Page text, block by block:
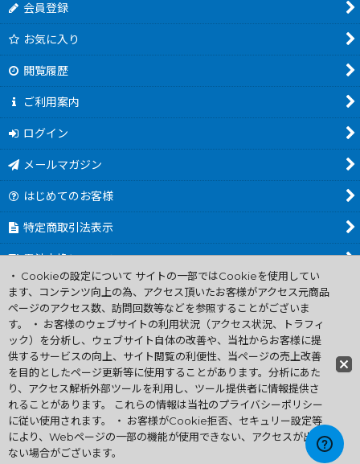
会員登録
お気に入り
閲覧履歴
ご利用案内
ログイン
メールマガジン
はじめてのお客様
特定商取引法表示
電池交換について
商品カテゴリ一覧
Worldwide Shipping Guide
ファミコン買取通販 中古 ディスクシステム 販売 ニンテンドウ64・
ゲーム買取 .電池交換
Copyright (C) 2007 ファミコン お宝王 All Rights
Reserved.
許可無く当サイトの画像、文章、無断転載複製を禁ずる
・ Cookieの設定について サイトの一部ではCookieを使用してい
ます、コンテンツ向上の為、アクセス頂いたお客様がアクセス元商品
ページのアクセス数、訪問回数等などを参照することがございま
す。 ・ お客様のウェブサイトの利用状況（アクセス状況、トラフィ
ック）を分析し、ウェブサイト自体の改善や、当社からお客様に提
供するサービスの向上、サイト閲覧の利便性、当ページの売上改善
を目的としたページ更新等に使用することがあります。分析にあた
り、アクセス解析外部ツールを利用し、ツール提供者に情報提供さ
れることがあります。 これらの情報は当社のプライバシーポリシー
に従い使用されます。 ・ お客様がCookie拒否、セキュリー設定等
により、Webページの一部の機能が使用できない、アクセスが出来
ない場合がございます。